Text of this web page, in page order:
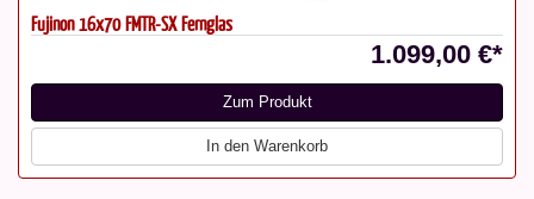
Fujinon 16x70 FMTR-SX Fernglas
1.099,00 €*
Zum Produkt
In den Warenkorb